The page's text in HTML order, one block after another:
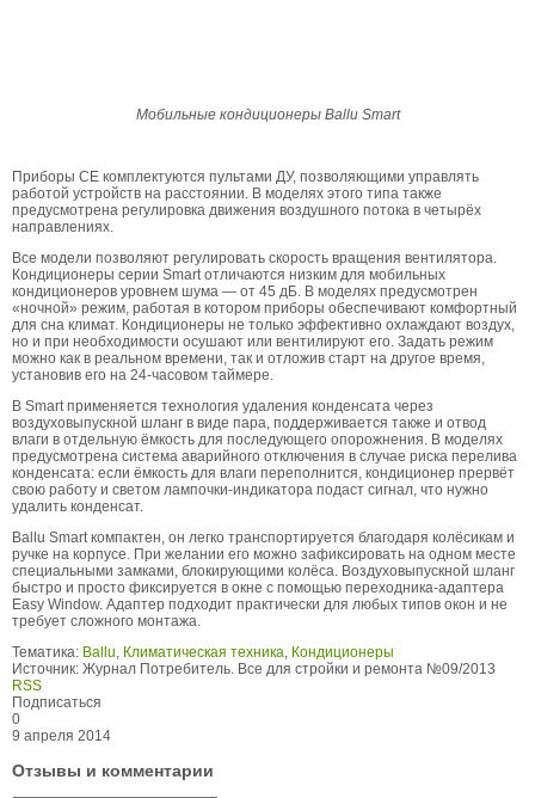
Мобильные кондиционеры Ballu Smart
Приборы CE комплектуются пультами ДУ, позво­ляющими управлять
работой устройств на расстоя­нии. В моделях этого типа также
предусмотрена ре­гулировка движения воздушного потока в четырёх
направлениях.
Все модели позволяют регулировать скорость вра­щения вентилятора.
Кондиционеры серии Smart отличаются низким для мобильных
кондиционеров уровнем шума — от 45 дБ. В моделях предусмотрен
«ночной» режим, работая в котором приборы обе­спечивают комфортный
для сна климат. Конди­ционеры не только эффективно охлаждают воздух,
но и при необходимости осушают или вентилируют его. Задать режим
можно как в реальном времени, так и отложив старт на другое время,
установив его на 24-часовом таймере.
В Smart применяется технология удаления кон­денсата через
воздуховыпускной шланг в виде пара, поддерживается также и отвод
влаги в отдельную ёмкость для последующего опорожнения. В моде­лях
предусмотрена система аварийного отключения в случае риска перелива
конденсата: если ёмкость для влаги переполнится, кондиционер прервёт
свою работу и светом лампочки-индикатора подаст сиг­нал, что нужно
удалить конденсат.
Ballu Smart компактен, он легко транспортиру­ется благодаря колёсикам и
ручке на корпусе. При желании его можно зафиксировать на одном месте
специальными замками, блокирующими колёса. Воздуховыпускной шланг
быстро и просто фиксиру­ется в окне с помощью переходника-адаптера
Easy Window. Адаптер подходит практически для любых типов окон и не
требует сложного монтажа.
Тематика: Ballu, Климатическая техника, Кондиционеры
Источник: Журнал Потребитель. Все для стройки и ремонта №09/2013
RSS
Подписаться
0
9 апреля 2014
Отзывы и комментарии